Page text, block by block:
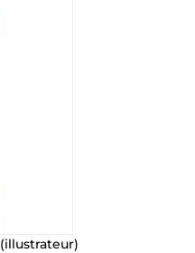
(illustrateur)